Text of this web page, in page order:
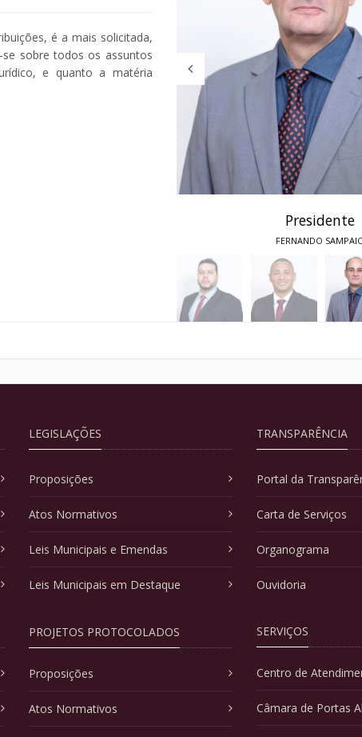
é a mais solicitada,
sobre todos os assuntos
e quanto a matéria
Presidente
FERNANDO
LEGISLAÇÕES
Proposições
Atos Normativos
Leis Municipais e Emendas
Leis Municipais em Destaque
PROJETOS PROTOCOLADOS
Proposições
Atos Normativos
TRANSPARÊNCIA
Portal da
Carta de Serviços
Organograma
Ouvidoria
SERVIÇOS
Centro de
Câmara de Portas